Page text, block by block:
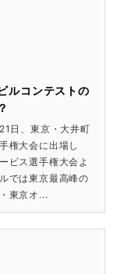
ルコンテストの
日、東京・大井町
権大会に出場し
ビス選手権大会よ
では東京最高峰の
東京オ...